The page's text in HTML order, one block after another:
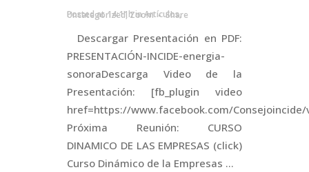
Posted at 14:11hinArtículos,
Uncategorized,Zoom Share
Descargar Presentación en PDF:
PRESENTACIÓN-INCIDE-energia-
sonoraDescarga Video de la
Presentación: [fb_plugin video
href=https://www.facebook.com/
Próxima Reunión: CURSO
DINAMICO DE LAS EMPRESAS (click)
Curso Dinámico de la Empresas ...